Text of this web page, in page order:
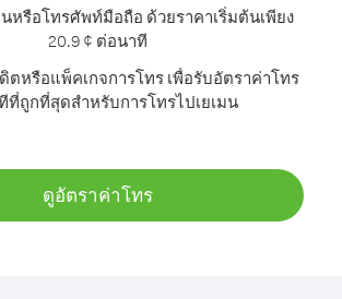
หรือโทรศัพท์มือถือ ด้วยราคาเริ่มต้นเพียง
20.9 ¢ ต่อนาที
ตหรือแพ็คเกจการโทร เพื่อรับอัตราค่าโทร
ที่ถูกที่สุดสำหรับการโทรไปเยเมน
ดูอัตราค่าโทร